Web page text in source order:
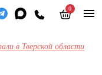
в Тверской области
0